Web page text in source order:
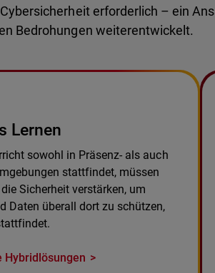
erforderlich – ein
Bedrohungen weiterentwickelt.
Lernen
sowohl in Präsenz- als auch
stattfindet, müssen
Sicherheit verstärken, um
Daten überall dort zu schützen,
Hybridlösungen